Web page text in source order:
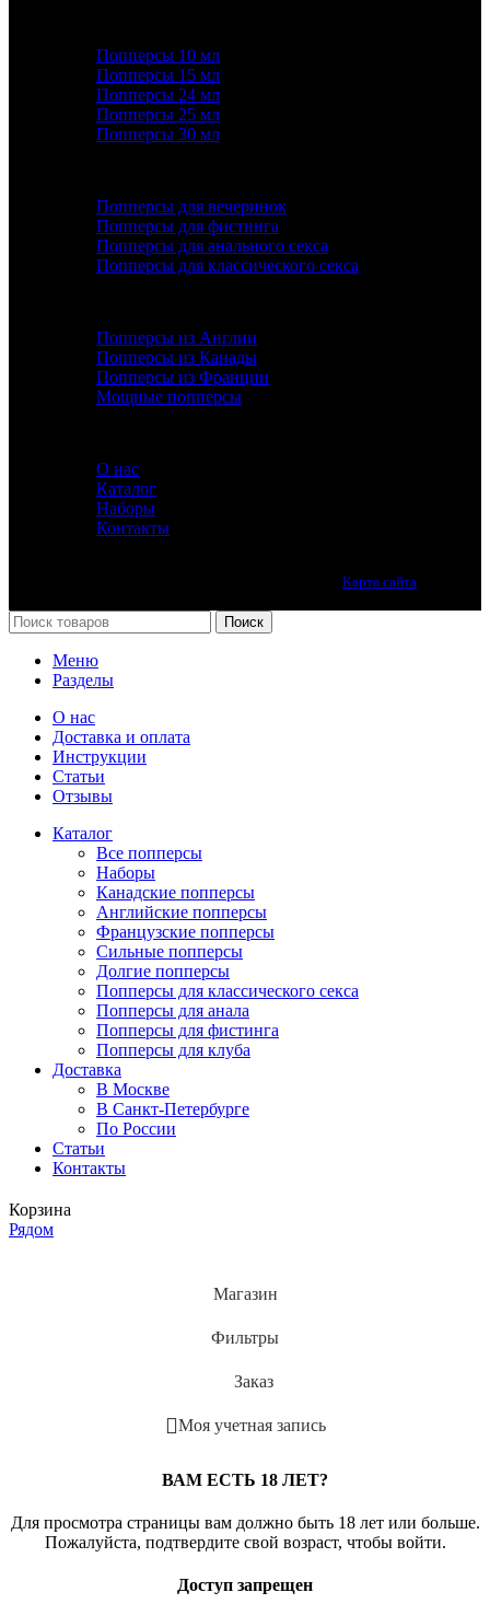
Попперсы 10 мл
Попперсы 15 мл
Попперсы 24 мл
Попперсы 25 мл
Попперсы 30 мл
Попперсы для вечеринок
Попперсы для фистинга
Попперсы для анального секса
Попперсы для классического секса
Попперсы из Англии
Попперсы из Канады
Попперсы из Франции
Мощные попперсы
О нас
Каталог
Наборы
Контакты
Карта сайта
Поиск
Меню
Разделы
О нас
Доставка и оплата
Инструкции
Статьи
Отзывы
Каталог
Все попперсы
Наборы
Канадcкие попперсы
Английские попперсы
Французские попперсы
Сильные попперсы
Долгие попперсы
Попперсы для классического секса
Попперсы для анала
Попперсы для фистинга
Попперсы для клуба
Доставка
В Москве
В Санкт-Петербурге
По России
Статьи
Контакты
Корзина
Рядом
Магазин
Фильтры
Заказ
Моя учетная запись
ВАМ ЕСТЬ 18 ЛЕТ?
Для просмотра страницы вам должно быть 18 лет или больше.
Пожалуйста, подтвердите свой возраст, чтобы войти.
Доступ запрещен